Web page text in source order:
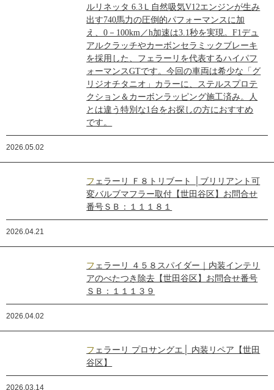
ルリネッタ 6.3Ｌ自然吸気V12エンジンが生み
出す740馬力の圧倒的パフォーマンスに加
え、0－100km／h加速は3.1秒を実現。F1デュ
アルクラッチやカーボンセラミックブレーキ
を採用した、フェラーリを代表するハイパフ
ォーマンスGTです。今回の車両は希少な「グ
リジオチタニオ」カラーに、ステルスプロテ
クション＆カーボンラッピング施工済み。人
とは違う特別な1台をお探しの方におすすめ
です。
2026.05.02
フェラーリ Ｆ８トリブート │ブリリアント可
変バルブマフラー取付【世田谷区】お問合せ
番号ＳＢ：１１１８１
2026.04.21
フェラーリ ４５８スパイダー｜内装インテリ
アのべたつき除去【世田谷区】お問合せ番号
ＳＢ：１１１３９
2026.04.02
フェラーリ プロサングエ│ 内装リペア【世田
谷区】
2026.03.14